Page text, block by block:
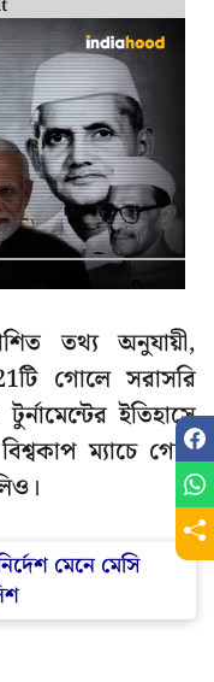
তথ্য অনুযায়ী,
গোলে সরাসরি
ইতিহাসে
ম্যাচে গোল
মেনে মেসি